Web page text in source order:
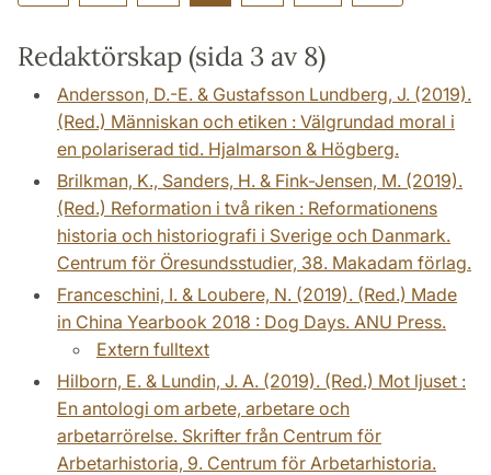
Redaktörskap (sida 3 av 8)
Andersson, D.-E. & Gustafsson Lundberg, J. (2019).
(Red.) Människan och etiken : Välgrundad moral i
en polariserad tid. Hjalmarson & Högberg.
Brilkman, K., Sanders, H. & Fink-Jensen, M. (2019).
(Red.) Reformation i två riken : Reformationens
historia och historiografi i Sverige och Danmark.
Centrum för Öresundsstudier, 38. Makadam förlag.
Franceschini, I. & Loubere, N. (2019). (Red.) Made
in China Yearbook 2018 : Dog Days. ANU Press.
Extern fulltext
Hilborn, E. & Lundin, J. A. (2019). (Red.) Mot ljuset :
En antologi om arbete, arbetare och
arbetarrörelse. Skrifter från Centrum för
Arbetarhistoria, 9. Centrum för Arbetarhistoria.